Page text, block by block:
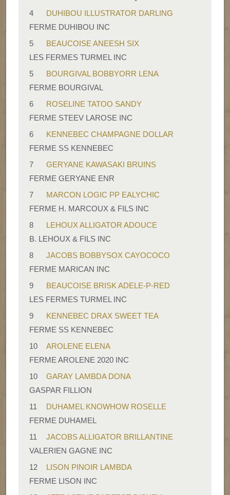
4
DUHIBOU ILLUSTRATOR DARLING
FERME DUHIBOU INC
5
BEAUCOISE ANEESH SIX
LES FERMES TURMEL INC
5
BOURGIVAL BOBBYORR LENA
FERME BOURGIVAL
6
ROSELINE TATOO SANDY
FERME STEEV LAROSE INC
6
KENNEBEC CHAMPAGNE DOLLAR
FERME SS KENNEBEC
7
GERYANE KAWASAKI BRUINS
FERME GERYANE ENR
7
MARCON LOGIC PP EALYCHIC
FERME H. MARCOUX & FILS INC
8
LEHOUX ALLIGATOR ADOUCE
B. LEHOUX & FILS INC
8
JACOBS BOBBYSOX CAYOCOCO
FERME MARICAN INC
9
BEAUCOISE BRISK ADELE-P-RED
LES FERMES TURMEL INC
9
KENNEBEC DRAX SWEET TEA
FERME SS KENNEBEC
10
AROLENE ELENA
FERME AROLENE 2020 INC
10
GARAY LAMBDA DONA
GASPAR FILLION
11
DUHAMEL KNOWHOW ROSELLE
FERME DUHAMEL
11
JACOBS ALLIGATOR BRILLANTINE
VALERIEN GAGNE INC
12
LISON PINOIR LAMBDA
FERME LISON INC